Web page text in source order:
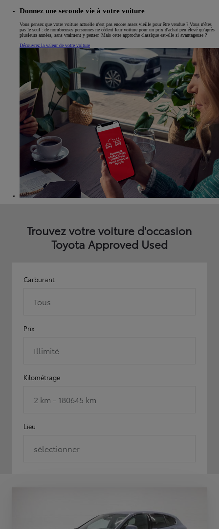
Donnez une seconde vie à votre voiture
Vous pensez que votre voiture actuelle n'est pas encore assez vieille pour être vendue ? Vous n'êtes
pas le seul : de nombreuses personnes ne cèdent leur voiture pour un prix d'achat peu élevé qu'après
plusieurs années, sans vraiment y penser. Mais cette approche classique est-elle si avantageuse ?
Découvrez la valeur de votre voiture
Trouvez votre voiture d'occasion
Toyota Approved Used
Carburant
Tous
Prix
Illimité
Kilométrage
2 km - 180645 km
Lieu
sélectionner